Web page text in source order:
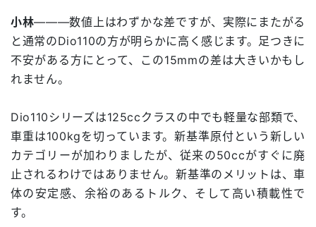
小林―――数値上はわずかな差ですが、実際にまたがる
と通常のDio110の方が明らかに高く感じます。足つきに
不安がある方にとって、この15mmの差は大きいかもし
れません。
Dio110シリーズは125ccクラスの中でも軽量な部類で、
車重は100kgを切っています。新基準原付という新しい
カテゴリーが加わりましたが、従来の50ccがすぐに廃
止されるわけではありません。新基準のメリットは、車
体の安定感、余裕のあるトルク、そして高い積載性で
す。